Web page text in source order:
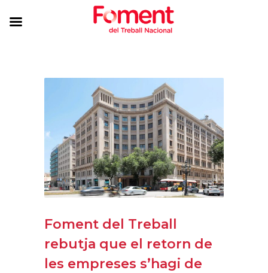
Foment del Treball
rebutja que el retorn de
les empreses s’hagi de